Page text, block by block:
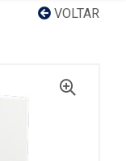
VOLTAR